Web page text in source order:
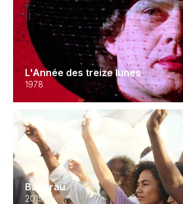
L'Année des treize lunes
1978
Bacurau
2019